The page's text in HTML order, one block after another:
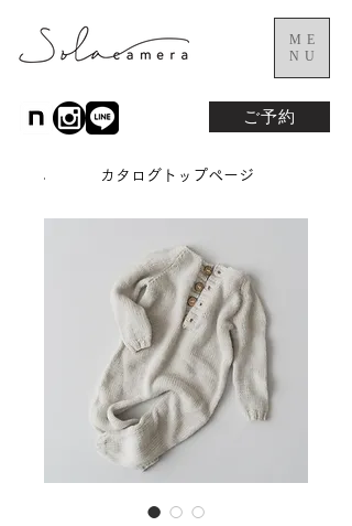
ME
NU
ご予約
カタログトップページ